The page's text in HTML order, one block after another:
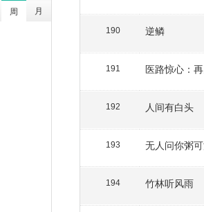
周 月
190 逆鳞
191 医路惊心：
192 人间有白头
193 无人问你粥
194 竹林听风雨